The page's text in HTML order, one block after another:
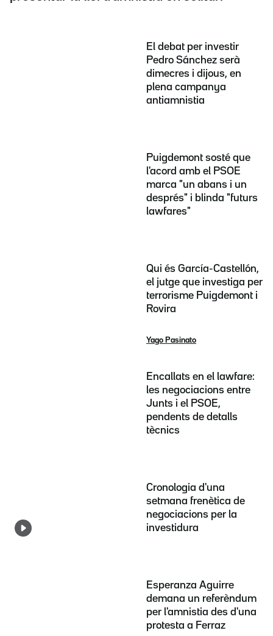
El debat per investir
Pedro Sánchez serà
dimecres i dijous, en
plena campanya
antiamnistia
Puigdemont sosté que
l'acord amb el PSOE
marca "un abans i un
després" i blinda "futurs
lawfares"
Qui és García-Castellón,
el jutge que investiga per
terrorisme Puigdemont i
Rovira
Yago Pasinato
Encallats en el lawfare:
les negociacions entre
Junts i el PSOE,
pendents de detalls
tècnics
Cronologia d'una
setmana frenètica de
negociacions per la
investidura
Esperanza Aguirre
demana un referèndum
per l'amnistia des d'una
protesta a Ferraz